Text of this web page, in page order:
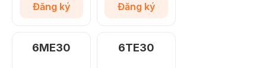
Đăng ký Đăng ký
6ME30 6TE30